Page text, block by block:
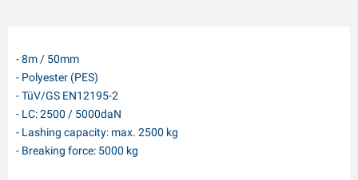
- 8m / 50mm
- Polyester (PES)
- TüV/GS EN12195-2
- LC: 2500 / 5000daN
- Lashing capacity: max. 2500 kg
- Breaking force: 5000 kg